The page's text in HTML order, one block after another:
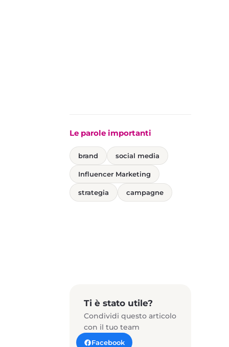
Le parole importanti
brand social media
Influencer Marketing
strategia campagne
Ti è stato utile?
Condividi questo articolo
con il tuo team
Facebook